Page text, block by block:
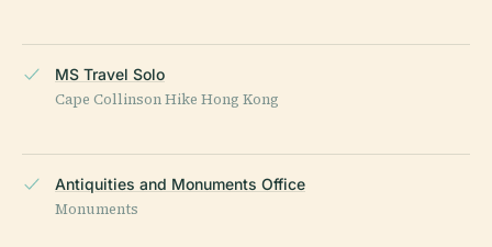
MS Travel Solo
Cape Collinson Hike Hong Kong
Antiquities and Monuments Office
Monuments